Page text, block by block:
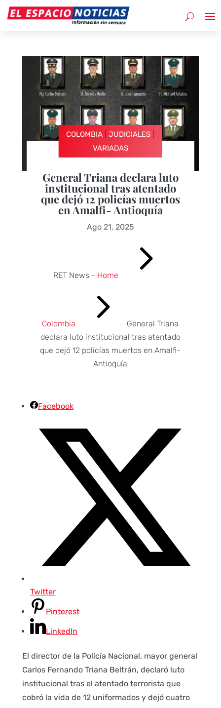
COLOMBIA |JUDICIALES
VARIADAS
General Triana declara luto
institucional tras atentado
que dejó 12 policías muertos
en Amalfi- Antioquía
Ago 21, 2025
RET News - Home 5
Colombia 5
General Triana
declara luto institucional tras atentado
que dejó 12 policías muertos en Amalfi-
Antioquía
Facebook
Twitter
Pinterest
LinkedIn
El director de la Policía Nacional, mayor general
Carlos Fernando Triana Beltrán, declaró luto
institucional tras el atentado terrorista que
cobró la vida de 12 uniformados y dejó cuatro